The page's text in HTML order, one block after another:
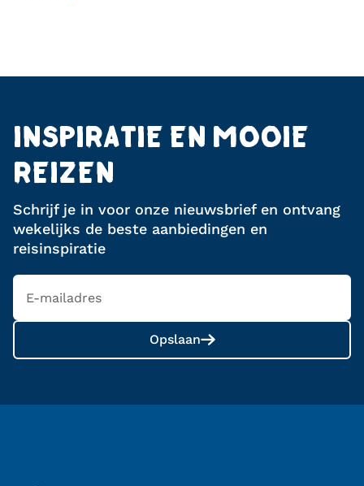
INSPIRATIE EN MOOIE
REIZEN
Schrijf je in voor onze nieuwsbrief en ontvang
wekelijks de beste aanbiedingen en
reisinspiratie
Opslaan